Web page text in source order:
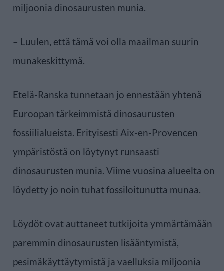
miljoonia dinosaurusten munia.
– Luulen, että tämä voi olla maailman suurin
munakeskittymä.
Etelä-Ranska tunnetaan jo ennestään yhtenä
Euroopan tärkeimmistä dinosaurusten
fossiilialueista. Erityisesti Aix-en-Provencen
ympäristöstä on löytynyt runsaasti
dinosaurusten munia. Viime vuosina alueelta on
löydetty jo noin tuhat fossiloitunutta munaa.
Löydöt ovat auttaneet tutkijoita ymmärtämään
paremmin dinosaurusten lisääntymistä,
pesimäkäyttäytymistä ja vaelluksia miljoonia